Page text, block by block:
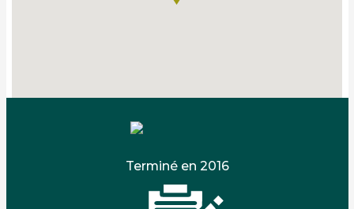
Terminé en 2016